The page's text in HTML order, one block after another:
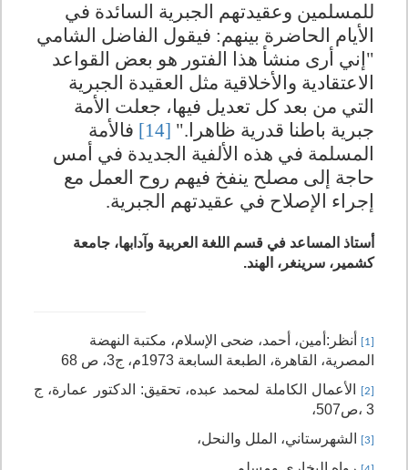
للمسلمين وعقيدتهم الجبرية السائدة في
الأيام الحاضرة بينهم: فيقول الفاضل الشامي
"إني أرى منشأ هذا الفتور هو بعض القواعد
الاعتقادية والأخلاقية مثل العقيدة الجبرية
التي من بعد كل تعديل فيها، جعلت الأمة
جبرية باطنا قدرية ظاهرا." [14]
فالأمة
المسلمة في هذه الألفية الجديدة في أمس
حاجة إلى مصلح ينفخ فيهم روح العمل مع
إجراء الإصلاح في عقيدتهم الجبرية.
أستاذ المساعد في قسم اللغة العربية وآدابها، جامعة
كشمير، سرينغر، الهند.
[1]
أنظر:أمين، أحمد، ضحى الإسلام، مكتبة النهضة
المصرية، القاهرة، الطبعة السابعة 1973م، ج3، ص 68
[2] الأعمال الكاملة لمحمد عبده، تحقيق: الدكتور عمارة، ج
3 ،ص507،
[3] الشهرستاني، الملل والنحل،